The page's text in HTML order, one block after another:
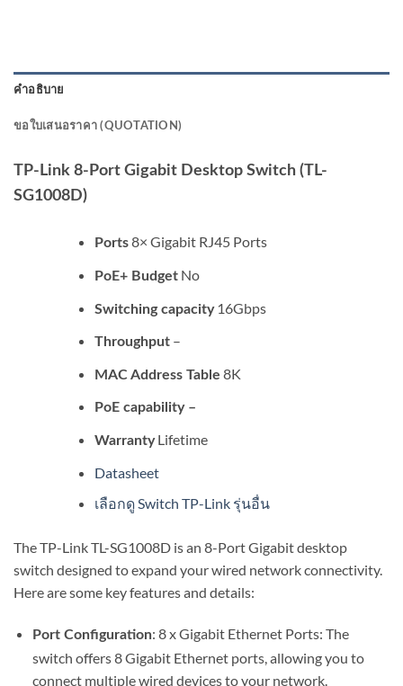
คำอธิบาย
ขอใบเสนอราคา (QUOTATION)
TP-Link 8-Port Gigabit Desktop Switch (TL-
SG1008D)
Ports8× Gigabit RJ45 Ports
PoE+ BudgetNo
Switching capacity16Gbps
Throughput–
MAC Address Table 8K
PoE capability –
WarrantyLifetime
Datasheet
เลือกดู Switch TP-Link รุ่นอื่น
The TP-Link TL-SG1008D is an 8-Port Gigabit desktop
switch designed to expand your wired network connectivity.
Here are some key features and details:
Port Configuration: 8 x Gigabit Ethernet Ports: The
switch offers 8 Gigabit Ethernet ports, allowing you to
connect multiple wired devices to your network.